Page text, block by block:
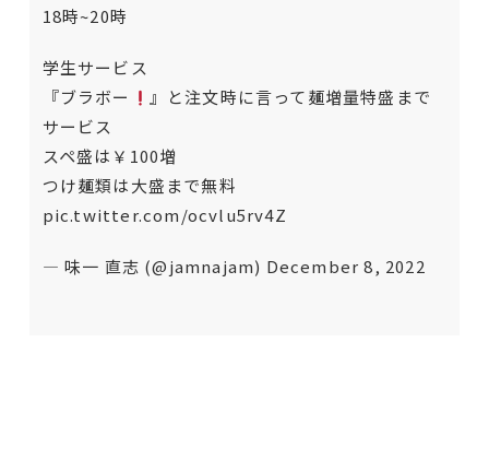
18時~20時
学生サービス
『ブラボー
』と注文時に言って麺増量特盛まで
サービス
スペ盛は￥100増
つけ麺類は大盛まで無料
pic.twitter.com/ocvlu5rv4Z
— 味一 直志 (@jamnajam) December 8, 2022